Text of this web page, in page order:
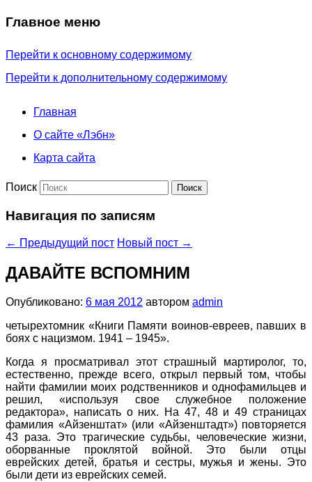
Главное меню
Перейти к основному содержимому
Перейти к дополнительному содержимому
Главная
О сайте «Лэбн»
Карта сайта
Поиск
Навигация по записям
← Предыдущий пост Новый пост →
ДАВАЙТЕ ВСПОМНИМ
Опубликовано: 6 мая 2012 автором admin
четырехтомник «Книги Памяти воинов-евреев, павших в
боях с нацизмом. 1941 – 1945».
Когда я просматривал этот страшный мартиролог, то,
естественно, прежде всего, открыл первый том, чтобы
найти фамилии моих родственников и однофамильцев и
решил, «используя свое служебное положение
редактора», написать о них. На 47, 48 и 49 страницах
фамилия «Айзенштат» (или «Айзенштадт») повторяется
43 раза. Это трагические судьбы, человеческие жизни,
оборванные проклятой войной. Это были отцы
еврейских детей, братья и сестры, мужья и жены. Это
были дети из еврейских семей.